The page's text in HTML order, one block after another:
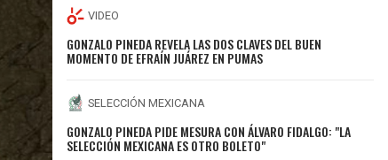
VIDEO
GONZALO PINEDA REVELA LAS DOS CLAVES DEL BUEN
MOMENTO DE EFRAÍN JUÁREZ EN PUMAS
SELECCIÓN MEXICANA
GONZALO PINEDA PIDE MESURA CON ÁLVARO FIDALGO: "LA
SELECCIÓN MEXICANA ES OTRO BOLETO"